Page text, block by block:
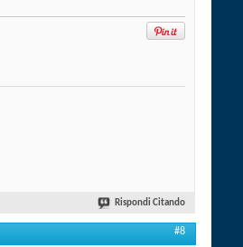
Rispondi Citando
#8